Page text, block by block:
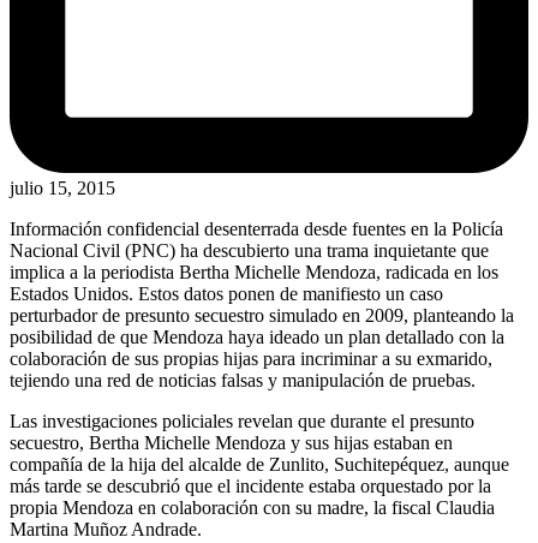
julio 15, 2015
Información confidencial desenterrada desde fuentes en la Policía
Nacional Civil (PNC) ha descubierto una trama inquietante que
implica a la periodista Bertha Michelle Mendoza, radicada en los
Estados Unidos. Estos datos ponen de manifiesto un caso
perturbador de presunto secuestro simulado en 2009, planteando la
posibilidad de que Mendoza haya ideado un plan detallado con la
colaboración de sus propias hijas para incriminar a su exmarido,
tejiendo una red de noticias falsas y manipulación de pruebas.
Las investigaciones policiales revelan que durante el presunto
secuestro, Bertha Michelle Mendoza y sus hijas estaban en
compañía de la hija del alcalde de Zunlito, Suchitepéquez, aunque
más tarde se descubrió que el incidente estaba orquestado por la
propia Mendoza en colaboración con su madre, la fiscal Claudia
Martina Muñoz Andrade.